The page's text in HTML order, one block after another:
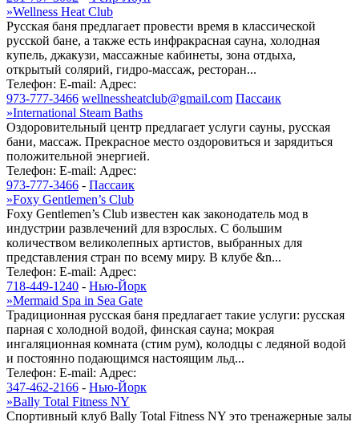
»Wellness Heat Club
Русская баня предлагает провести время в классической
русской бане, а также есть инфракрасная сауна, холодная
купель, джакузи, массажные кабинеты, зона отдыха,
открытый солярий, гидро-массаж, ресторан...
Телефон: E-mail: Адрес:
973-777-3466 wellnessheatclub@gmail.com Пассаик
»International Steam Baths
Оздоровительный центр предлагает услуги сауны, русская
бани, массаж. Прекрасное место оздоровиться и зарядиться
положительной энергией.
Телефон: E-mail: Адрес:
973-777-3466 - Пассаик
»Foxy Gentlemen’s Club
Foxy Gentlemen’s Club известен как законодатель мод в
индустрии развлечений для взрослых. С большим
количеством великолепных артистов, выбранных для
представления стран по всему миру. В клубе &n...
Телефон: E-mail: Адрес:
718-449-1240 - Нью-Йорк
»Mermaid Spa in Sea Gate
Традиционная русская баня предлагает такие услуги: русская
парная с холодной водой, финская сауна; мокрая
ингаляционная комната (стим рум), колодцы с ледяной водой
и постоянно подающимся настоящим льд...
Телефон: E-mail: Адрес:
347-462-2166 - Нью-Йорк
»Bally Total Fitness NY
Спортивный клуб Bally Total Fitness NY это тренажерные залы